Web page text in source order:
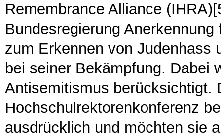
Remembrance Alliance
Bundesregierung
zum Erkennen von Judenhass
bei seiner Bekämpfung. Dabei
Antisemitismus berücksichtigt.
Hochschulrektorenkonferenz
ausdrücklich und möchten sie